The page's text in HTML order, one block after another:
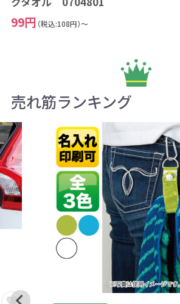
99円 （税込:108円）～
売れ筋ランキング